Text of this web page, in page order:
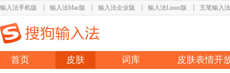
输入法手机版 输入法Mac版 输入法企业版 输入法Linux版 五笔输入法
首页 皮肤 词库 皮肤表情开